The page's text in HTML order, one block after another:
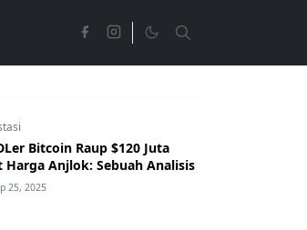
Bitcoin Raup $120 Juta
Harga Anjlok: Sebuah Analisis
25, 2025